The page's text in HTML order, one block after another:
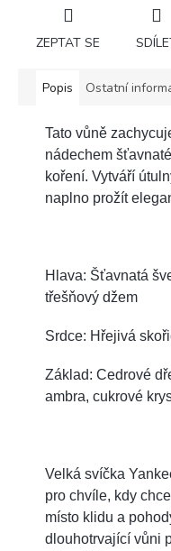
ZEPTAT SE
Popis Ostatní
Tato vůně
nádechem
koření. Vytváří
naplno prožít
Hlava: Šťavnatá
třešňový džem
Srdce: Hřejivá
Základ: Cedrové
ambra, cukrové
Velká svíčka
pro chvíle, kdy
místo klidu a
dlouhotrvající vůni